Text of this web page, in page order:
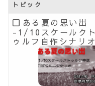
トピック
ある夏の思い出
-1/10スケールクト
ゥルフ自作シナリオ